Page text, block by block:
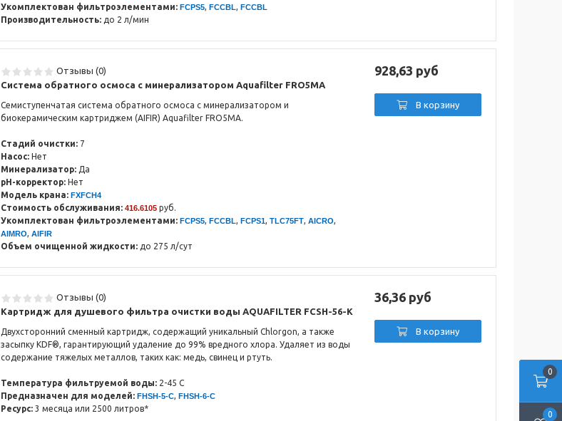
0
0
Укомплектован фильтроэлементами: FCPS5, FCCBL, FCCBL
Производительность: до 2 л/мин
Отзывы (0)
Система обратного осмоса с минерализатором Aquafilter FRO5MA
Семиступенчатая система обратного осмоса с минерализатором и
биокерамическим картриджем (AIFIR) Aquafilter FRO5MA.
Стадий очистки: 7
Насос: Нет
Минерализатор: Да
pH-корректор: Нет
Модель крана: FXFCH4
Стоимость обслуживания: 416.6105 руб.
Укомплектован фильтроэлементами: FCPS5, FCCBL, FCPS1, TLC75FT, AICRO,
AIMRO, AIFIR
Объем очищенной жидкости: до 275 л/сут
928,63 руб
В корзину
Отзывы (0)
Картридж для душевого фильтра очистки воды AQUAFILTER FCSH-56-K
Двухсторонний сменный картридж, содержащий уникальный Chlorgon, а также
засыпку KDF®, гарантирующий удаление до 99% вредного хлора. Удаляет из воды
содержание тяжелых металлов, таких как: медь, свинец и ртуть.
Температура фильтруемой воды: 2-45 С
Предназначен для моделей: FHSH-5-C, FHSH-6-C
Ресурс: 3 месяца или 2500 литров*
36,36 руб
В корзину